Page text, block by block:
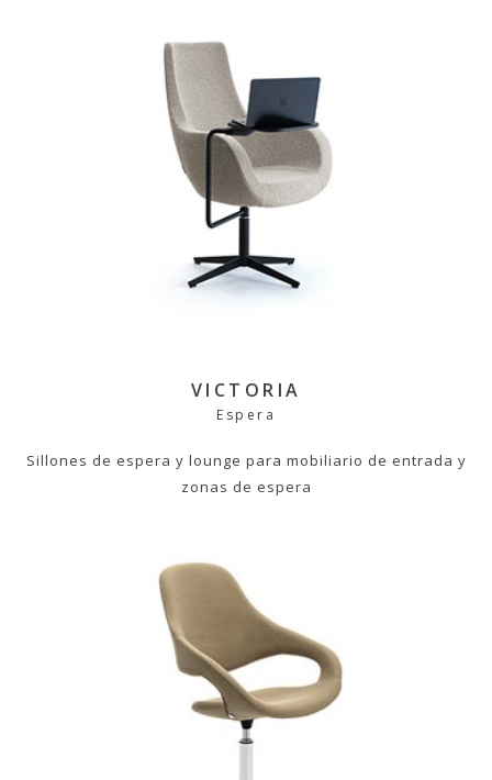
VICTORIA
Espera
Sillones de espera y lounge para mobiliario de entrada y
zonas de espera